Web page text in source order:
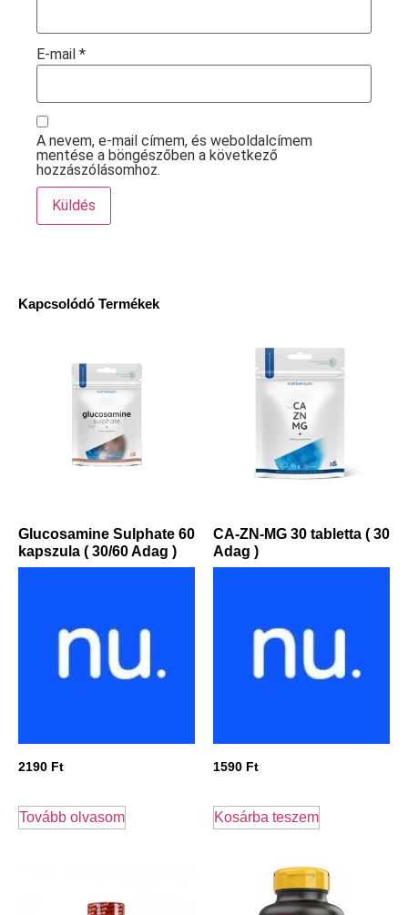
Kapcsolódó Termékek
Glucosamine Sulphate 60
kapszula ( 30/60 Adag )
2190 Ft
Tovább olvasom
CA-ZN-MG 30 tabletta ( 30
Adag )
1590 Ft
Kosárba teszem
E-mail *
A nevem, e-mail címem, és weboldalcímem
mentése a böngészőben a következő
hozzászólásomhoz.